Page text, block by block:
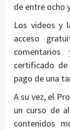
de entre ocho
Los videos y
acceso
certificado de
pago de una
A su vez, el
un curso de
contenidos